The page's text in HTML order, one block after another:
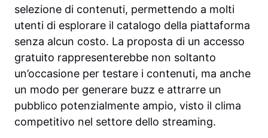
selezione di contenuti, permettendo a molti
utenti di esplorare il catalogo della piattaforma
senza alcun costo. La proposta di un accesso
gratuito rappresenterebbe non soltanto
un’occasione per testare i contenuti, ma anche
un modo per generare buzz e attrarre un
pubblico potenzialmente ampio, visto il clima
competitivo nel settore dello streaming.